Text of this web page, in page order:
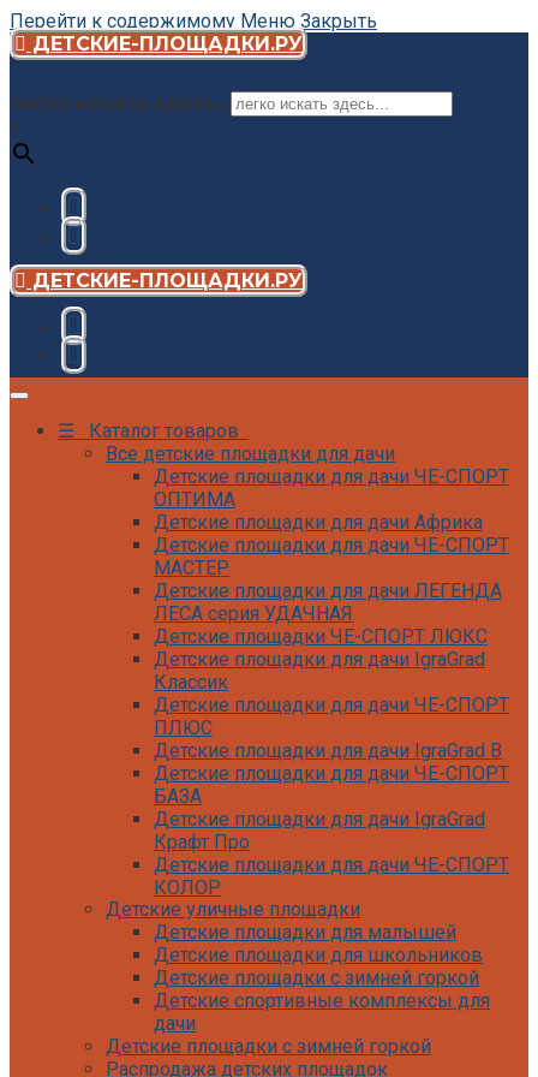
Перейти к содержимому Меню Закрыть
ДЕТСКИЕ-ПЛОЩАДКИ.РУ
легко искать здесь...
×
ДЕТСКИЕ-ПЛОЩАДКИ.РУ
☰ Каталог товаров
Все детские площадки для дачи
Детские площадки для дачи ЧЕ-СПОРТ
ОПТИМА
Детские площадки для дачи Африка
Детские площадки для дачи ЧЕ-СПОРТ
МАСТЕР
Детские площадки для дачи ЛЕГЕНДА
ЛЕСА серия УДАЧНАЯ
Детские площадки ЧЕ-СПОРТ ЛЮКС
Детские площадки для дачи IgraGrad
Классик
Детские площадки для дачи ЧЕ-СПОРТ
ПЛЮС
Детские площадки для дачи IgraGrad B
Детские площадки для дачи ЧЕ-СПОРТ
БАЗА
Детские площадки для дачи IgraGrad
Крафт Про
Детские площадки для дачи ЧЕ-СПОРТ
КОЛОР
Детские площадки для дачи IgraGrad С
Детские площадки для дачи ЧЕ-СПОРТ
КАРКАС
Детские площадки для дачи Савушка
КУБ
Детские уличные игровые площадки
для дачи IgraGrad К
Детские площадки для дачи IgraGrad W
Детские уличные площадки
Детские площадки для малышей
Детские площадки для школьников
Детские площадки с зимней горкой
Детские спортивные комплексы для
дачи
Детские площадки с зимней горкой
Распродажа детских площадок